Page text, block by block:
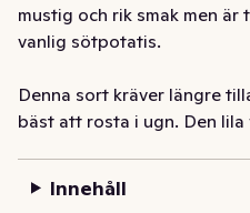
mustig och rik smak men
vanlig sötpotatis.
Denna sort kräver längre
bäst att rosta i ugn. Den lila
Lila sötpotatis kallas även
Innehåll